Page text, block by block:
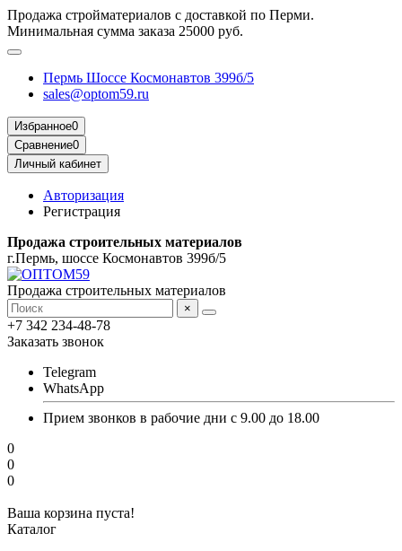
Продажа стройматериалов с доставкой по Перми.
Минимальная сумма заказа 25000 руб.
Пермь Шоссе Космонавтов 399б/5
sales@optom59.ru
Избранное0
Сравнение0
Личный кабинет
Авторизация
Регистрация
Продажа строительных материалов
г.Пермь, шоссе Космонавтов 399б/5
Продажа строительных материалов
×
+7 342 234-48-78
Заказать звонок
Telegram
WhatsApp
Прием звонков в рабочие дни с 9.00 до 18.00
0
0
0
Ваша корзина пуста!
Каталог